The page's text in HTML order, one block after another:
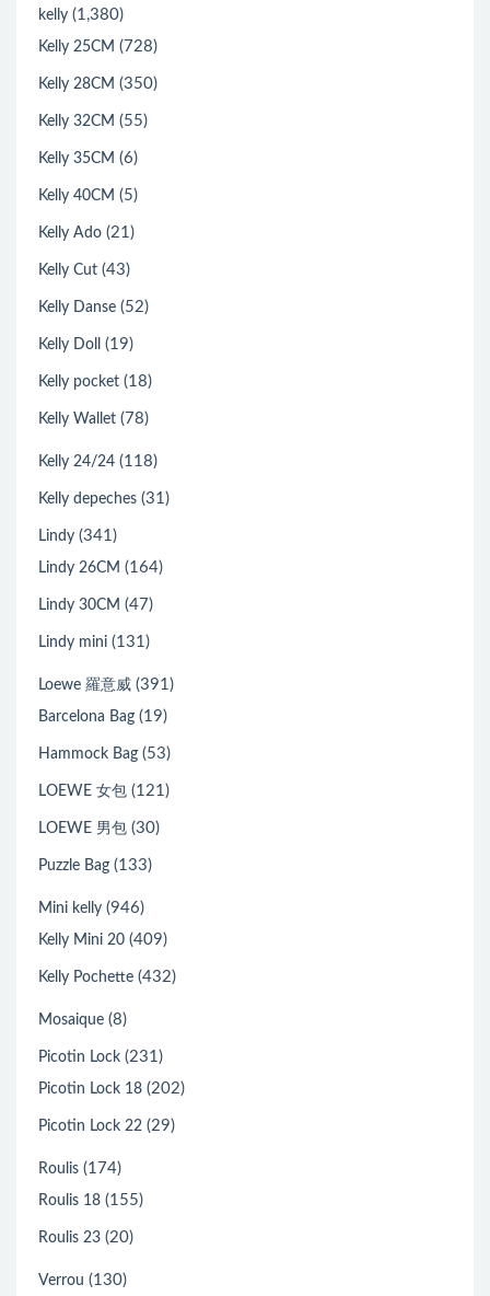
kelly (1,380)
Kelly 25CM (728)
Kelly 28CM (350)
Kelly 32CM (55)
Kelly 35CM (6)
Kelly 40CM (5)
Kelly Ado (21)
Kelly Cut (43)
Kelly Danse (52)
Kelly Doll (19)
Kelly pocket (18)
Kelly Wallet (78)
Kelly 24/24 (118)
Kelly depeches (31)
Lindy (341)
Lindy 26CM (164)
Lindy 30CM (47)
Lindy mini (131)
Loewe 羅意威 (391)
Barcelona Bag (19)
Hammock Bag (53)
LOEWE 女包 (121)
LOEWE 男包 (30)
Puzzle Bag (133)
Mini kelly (946)
Kelly Mini 20 (409)
Kelly Pochette (432)
Mosaique (8)
Picotin Lock (231)
Picotin Lock 18 (202)
Picotin Lock 22 (29)
Roulis (174)
Roulis 18 (155)
Roulis 23 (20)
Verrou (130)